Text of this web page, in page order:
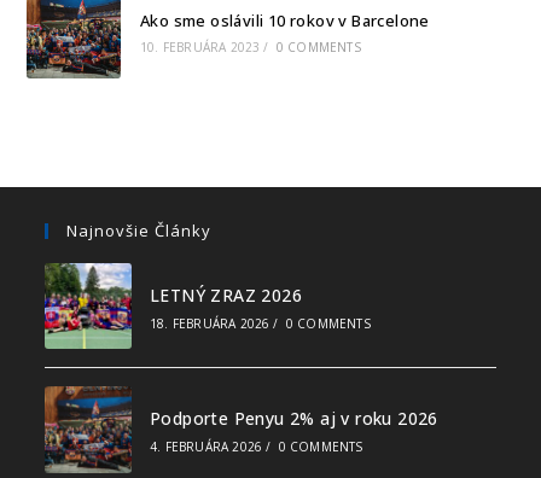
Ako sme oslávili 10 rokov v Barcelone
10. FEBRUÁRA 2023 / 0 COMMENTS
Najnovšie Články
LETNÝ ZRAZ 2026
18. FEBRUÁRA 2026 / 0 COMMENTS
Podporte Penyu 2% aj v roku 2026
4. FEBRUÁRA 2026 / 0 COMMENTS